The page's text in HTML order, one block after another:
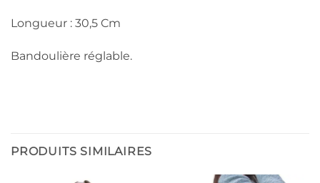
Longueur : 30,5 Cm
Bandoulière réglable.
PRODUITS SIMILAIRES